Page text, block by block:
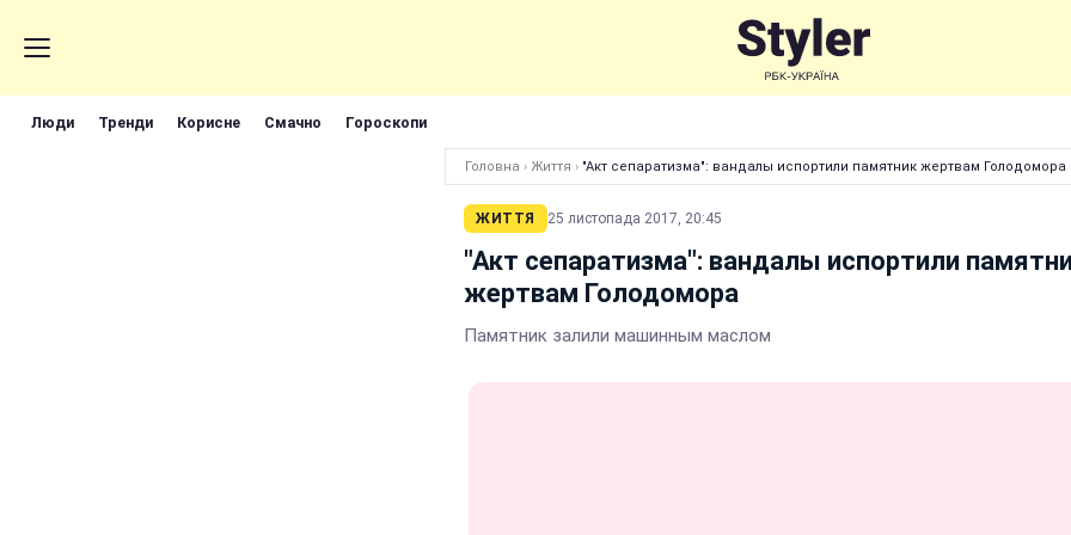
Люди Тренди Корисне Смачно Гороскопи
Головна › Життя › "Акт сепаратизма": вандалы испортили памятник жертвам Голодомора
ЖИТТЯ 25 листопада 2017, 20:45
"Акт сепаратизма": вандалы испортили
жертвам Голодомора
Памятник залили машинным маслом